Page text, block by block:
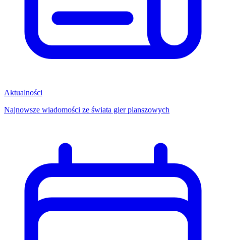
Aktualności
Najnowsze wiadomości ze świata gier planszowych